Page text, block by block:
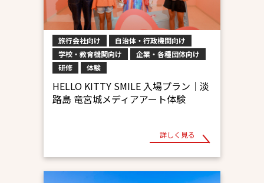
旅行会社向け
自治体・行政機関向け
学校・教育機関向け
企業・各種団体向け
研修
体験
HELLO KITTY SMILE 入場プラン│淡
路島 竜宮城メディアアート体験
詳しく見る